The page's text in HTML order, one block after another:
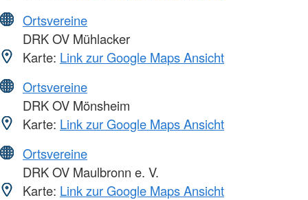
Ortsvereine
DRK OV Mühlacker
Karte: Link zur Google Maps Ansicht
Ortsvereine
DRK OV Mönsheim
Karte: Link zur Google Maps Ansicht
Ortsvereine
DRK OV Maulbronn e. V.
Karte: Link zur Google Maps Ansicht